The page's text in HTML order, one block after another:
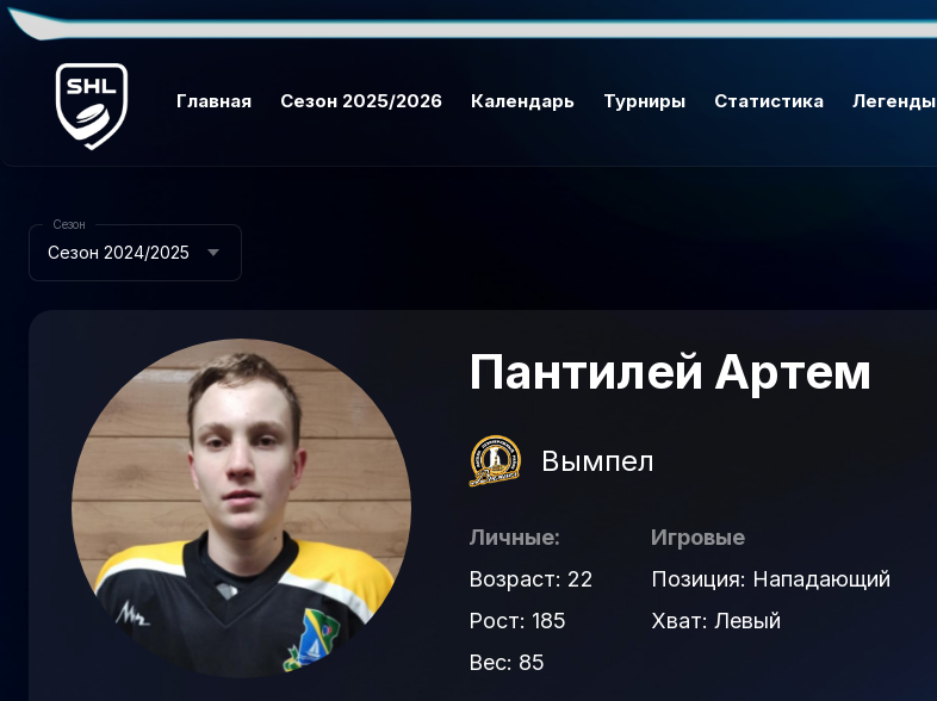
Главная Сезон 2025/2026 Календарь Турниры Статистика Легенды
Сезон 2024/2025
Сезон
Пантилей Артем
Вымпел
Личные:
Возраст: 22
Рост: 185
Вес: 85
Игровые
Позиция: Нападающий
Хват: Левый